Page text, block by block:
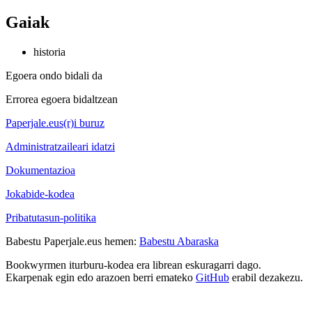
Gaiak
historia
Egoera ondo bidali da
Errorea egoera bidaltzean
Paperjale.eus(r)i buruz
Administratzaileari idatzi
Dokumentazioa
Jokabide-kodea
Pribatutasun-politika
Babestu Paperjale.eus hemen: Babestu Abaraska
Bookwyrmen iturburu-kodea era librean eskuragarri dago.
Ekarpenak egin edo arazoen berri emateko GitHub erabil dezakezu.